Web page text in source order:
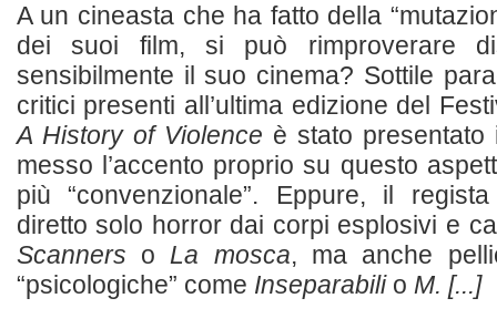
A un cineasta che ha fatto della
dei suoi film, si può rimproverare
sensibilmente il suo cinema? Sottile
critici presenti all’ultima edizione del
A History of Violence è stato
messo l’accento proprio su questo
più “convenzionale”. Eppure, il
diretto solo horror dai corpi esplosivi e
Scanners o La mosca, ma anche
“psicologiche” come Inseparabilio M. [...]